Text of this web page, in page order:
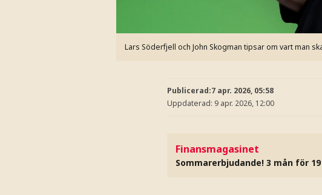
Lars Söderfjell och John Skogman tipsar om vart man
Publicerad:7 apr. 2026, 05:58
Uppdaterad: 9 apr. 2026, 12:00
Finansmagasinet
Sommarerbjudande! 3 mån för